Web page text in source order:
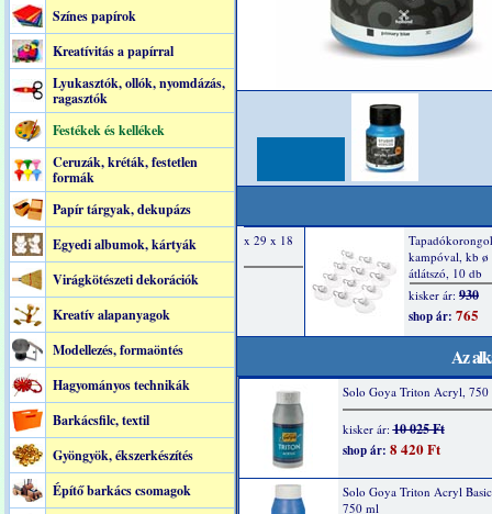
Színes papírok
Kreatívitás a papírral
Lyukasztók, ollók, nyomdázás,
ragasztók
Festékek és kellékek
Ceruzák, kréták, festetlen
formák
Papír tárgyak, dekupázs
Egyedi albumok, kártyák
Virágkötészeti dekorációk
Kreatív alapanyagok
Modellezés, formaöntés
Hagyományos technikák
Barkácsfilc, textil
Gyöngyök, ékszerkészítés
Építő barkács csomagok
Az
Solo Goya Triton Acryl, 750
kisker ár:10 025 Ft
shop ár: 8 420 Ft
Solo Goya Triton Acryl
750 ml